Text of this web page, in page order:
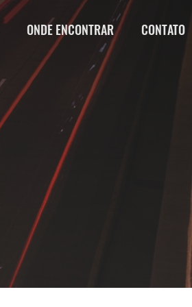
ONDE ENCONTRAR CONTATO